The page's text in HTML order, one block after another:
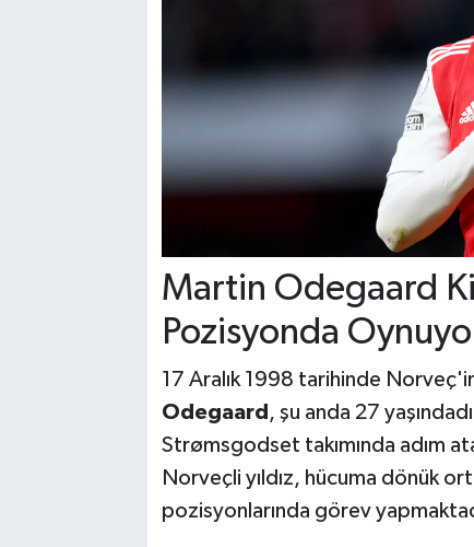
Martin Odegaard
Pozisyonda
17 Aralık 1998 tarihinde
Odegaard , şu anda 27
Strømsgodset takımında adım
Norveçli yıldız, hücuma dönük
pozisyonlarında görev